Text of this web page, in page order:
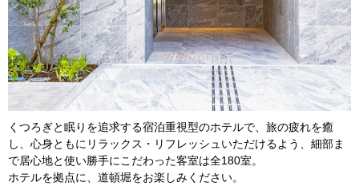
くつろぎと眠りを追求する宿泊重視型のホテルで、旅の疲れを癒
し、心身ともにリラックス・リフレッシュいただけるよう、細部ま
で居心地と使い勝手にこだわった客室は全180室。
ホテルを拠点に、道頓堀をお楽しみください。